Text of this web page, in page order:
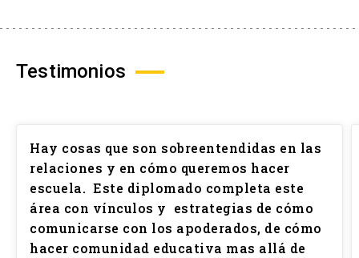
Testimonios
Hay cosas que son sobreentendidas en las
relaciones y en cómo queremos hacer
escuela. Este diplomado completa este
área con vínculos y estrategias de cómo
comunicarse con los apoderados, de cómo
hacer comunidad educativa mas allá de